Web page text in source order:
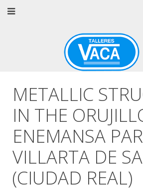
METALLIC
IN THE
ENEMANSA
VILLARTA DE
(CIUDAD REAL)